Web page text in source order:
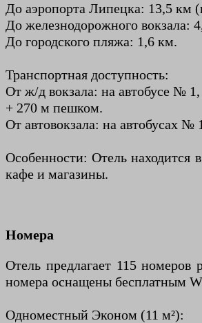
До аэропорта Липецка: 13,5 км
До железнодорожного вокзала:
До городского пляжа: 1,6 км.
Транспортная доступность:
От ж/д вокзала: на автобусе №
+ 270 м пешком.
От автовокзала: на автобусах
Особенности: Отель находится
кафе и магазины.
Номера
Отель предлагает 115 номеров
номера оснащены бесплатным
Одноместный Эконом (11 м²):